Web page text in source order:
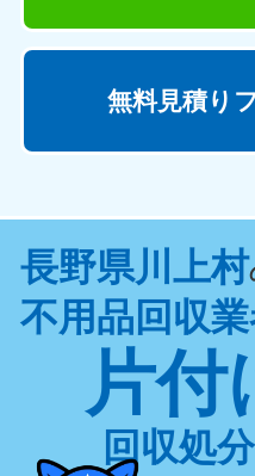
無料見積り
長野県川上村
不用品回収
片付
回収処分